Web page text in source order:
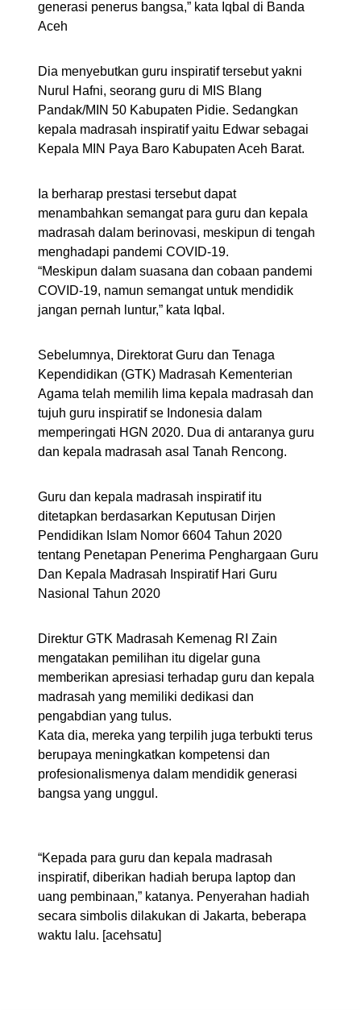
generasi penerus bangsa,” kata Iqbal di Banda
Aceh
Dia menyebutkan guru inspiratif tersebut yakni
Nurul Hafni, seorang guru di MIS Blang
Pandak/MIN 50 Kabupaten Pidie. Sedangkan
kepala madrasah inspiratif yaitu Edwar sebagai
Kepala MIN Paya Baro Kabupaten Aceh Barat.
Ia berharap prestasi tersebut dapat
menambahkan semangat para guru dan kepala
madrasah dalam berinovasi, meskipun di tengah
menghadapi pandemi COVID-19.
“Meskipun dalam suasana dan cobaan pandemi
COVID-19, namun semangat untuk mendidik
jangan pernah luntur,” kata Iqbal.
Sebelumnya, Direktorat Guru dan Tenaga
Kependidikan (GTK) Madrasah Kementerian
Agama telah memilih lima kepala madrasah dan
tujuh guru inspiratif se Indonesia dalam
memperingati HGN 2020. Dua di antaranya guru
dan kepala madrasah asal Tanah Rencong.
Guru dan kepala madrasah inspiratif itu
ditetapkan berdasarkan Keputusan Dirjen
Pendidikan Islam Nomor 6604 Tahun 2020
tentang Penetapan Penerima Penghargaan Guru
Dan Kepala Madrasah Inspiratif Hari Guru
Nasional Tahun 2020
Direktur GTK Madrasah Kemenag RI Zain
mengatakan pemilihan itu digelar guna
memberikan apresiasi terhadap guru dan kepala
madrasah yang memiliki dedikasi dan
pengabdian yang tulus.
Kata dia, mereka yang terpilih juga terbukti terus
berupaya meningkatkan kompetensi dan
profesionalismenya dalam mendidik generasi
bangsa yang unggul.
“Kepada para guru dan kepala madrasah
inspiratif, diberikan hadiah berupa laptop dan
uang pembinaan,” katanya. Penyerahan hadiah
secara simbolis dilakukan di Jakarta, beberapa
waktu lalu. [acehsatu]